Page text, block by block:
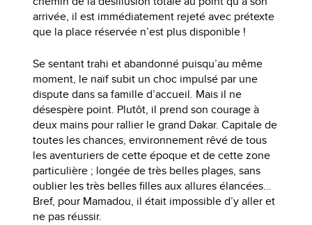
arrivée, il est immédiatement rejeté avec prétexte
que la place réservée n’est plus disponible !
Se sentant trahi et abandonné puisqu’au même
moment, le naïf subit un choc impulsé par une
dispute dans sa famille d’accueil. Mais il ne
désespère point. Plutôt, il prend son courage à
deux mains pour rallier le grand Dakar. Capitale de
toutes les chances, environnement rêvé de tous
les aventuriers de cette époque et de cette zone
particulière ; longée de très belles plages, sans
oublier les très belles filles aux allures élancées…
Bref, pour Mamadou, il était impossible d’y aller et
ne pas réussir.